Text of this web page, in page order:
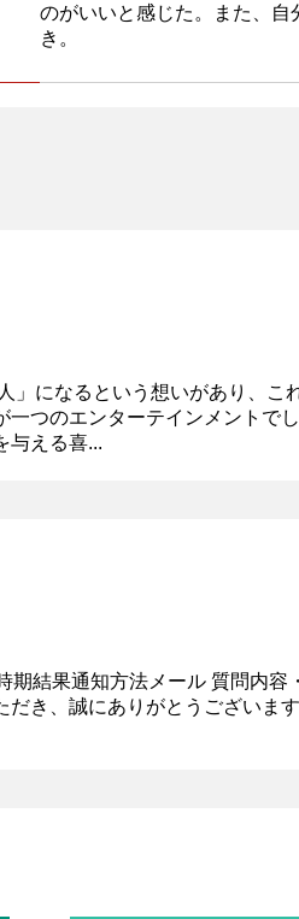
のがいいと感じた。また、
き。
になるという想いがあり、こ
つのエンターテインメントで
与える喜...
結果通知方法メール 質問内
き、誠にありがとうございま